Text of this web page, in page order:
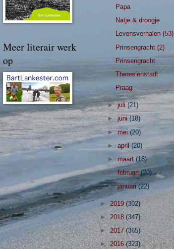
Meer literair werk
op
Papa
Natje & droogje
Levensverhalen (53)
Prinsengracht (2)
Prinsengracht
Theresienstadt
Praag
►juli(21)
►juni(18)
►mei(20)
►april(20)
► maart(18)
►februari(20)
►januari(22)
► 2019(302)
► 2018 (347)
►2017 (365)
►2016(323)